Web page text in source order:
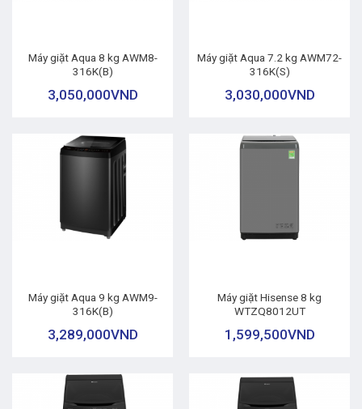
Máy giặt Aqua 8 kg AWM8-
316K(B)
3,050,000VND
Máy giặt Aqua 7.2 kg AWM72-
316K(S)
3,030,000VND
Máy giặt Aqua 9 kg AWM9-
316K(B)
3,289,000VND
Máy giặt Hisense 8 kg
WTZQ8012UT
1,599,500VND